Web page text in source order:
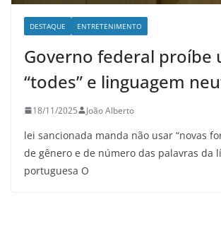
DESTAQUE ENTRETENIMENTO
Governo federal proíbe
“todes” e linguagem
18/11/2025 João Alberto
lei sancionada manda não usar “novas
de gênero e de número das palavras da
portuguesa O